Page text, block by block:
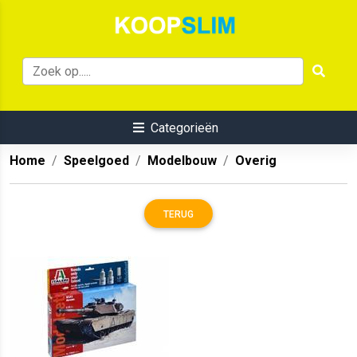
Categorieën
Home Speelgoed Modelbouw Overig
TERUG